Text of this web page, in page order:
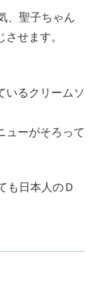
、聖子ちゃん
せます。
いるクリームソ
ューがそろって
も日本人のＤ